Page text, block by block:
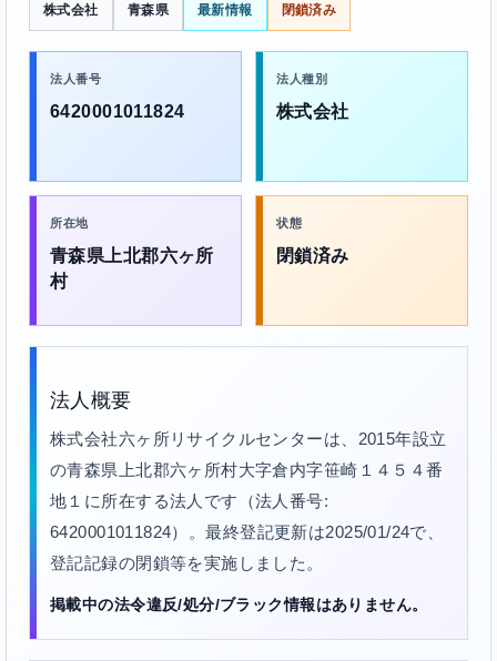
株式会社 青森県 最新情報 閉鎖済み
法人番号
6420001011824
法人種別
株式会社
所在地
青森県上北郡六ヶ所
村
状態
閉鎖済み
法人概要
株式会社六ヶ所リサイクルセンターは、2015年設立
の青森県上北郡六ヶ所村大字倉内字笹崎１４５４番
地１に所在する法人です（法人番号:
6420001011824）。最終登記更新は2025/01/24で、
登記記録の閉鎖等を実施しました。
掲載中の法令違反/処分/ブラック情報はありません。